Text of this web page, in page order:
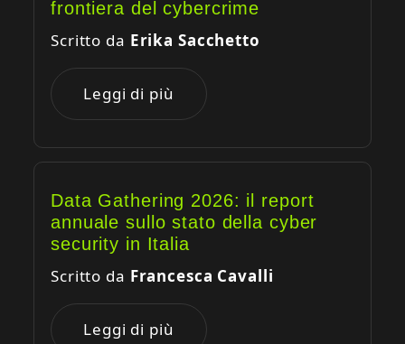
frontiera del cybercrime
Scritto da Erika Sacchetto
Leggi di più
Data Gathering 2026: il report
annuale sullo stato della cyber
security in Italia
Scritto da Francesca Cavalli
Leggi di più